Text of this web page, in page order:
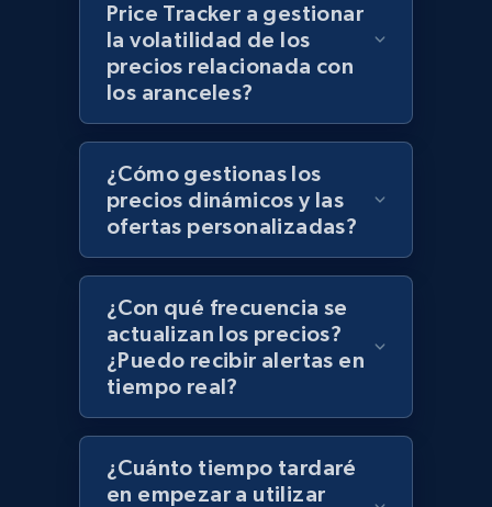
Zara - Products - discovery by category url
Category id, Product id, Product name, Price,
Currency, Colour code, Colour, Description, and
1.2K+ Comenzar ahora
Best Buy products
URL, Product id, Title, Images, Final price,
Currency, Discount, Initial price, and more.
1.1K+ 148+
Best Buy products - Collect data on
Price Tracker a gestionar
la volatilidad de los
precios relacionada con
los aranceles?
¿Cómo gestionas los
precios dinámicos y las
ofertas personalizadas?
¿Con qué frecuencia se
actualizan los precios?
¿Puedo recibir alertas en
tiempo real?
¿Cuánto tiempo tardaré
en empezar a utilizar